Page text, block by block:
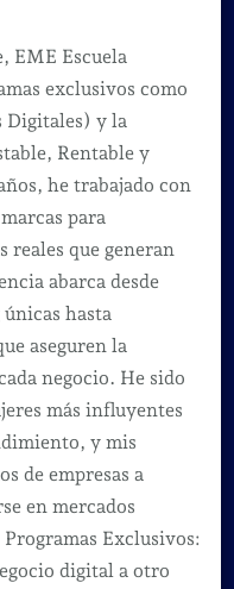
EME Escuela
exclusivos como
Digitales) y la
Rentable y
he trabajado con
para
reales que generan
abarca desde
hasta
aseguren la
negocio. He sido
más influyentes
y mis
de empresas a
en mercados
Exclusivos:
digital a otro